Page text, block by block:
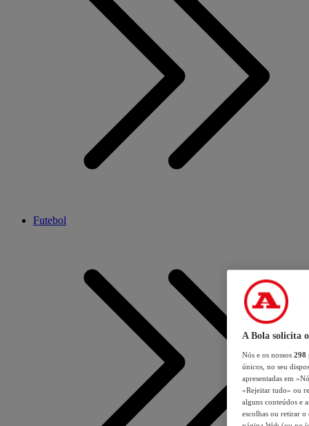
Futebol
A Bola solicita
Nós e os nossos 298
únicos, no seu
apresentadas em
«Rejeitar tudo» ou
alguns conteúdos e
escolhas ou retirar